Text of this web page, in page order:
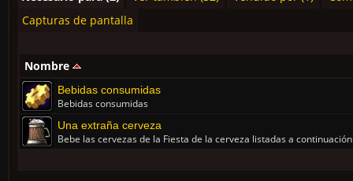
Capturas de pantalla
Nombre
Bebidas consumidas
Bebidas consumidas
Una extraña cerveza
Bebe las cervezas de la Fiesta de la cerveza listadas a